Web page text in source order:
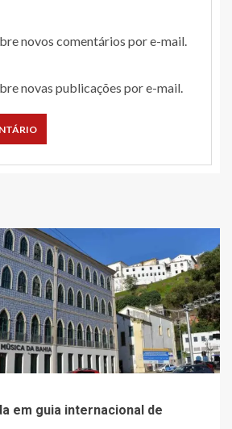
novos comentários por e-mail.
novas publicações por e-mail.
em guia internacional de